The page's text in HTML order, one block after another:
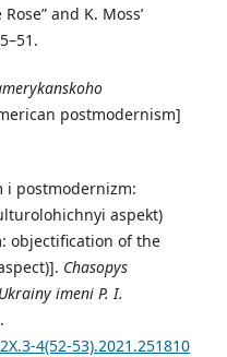
and K. Moss’
postmodernism]
i postmodernizm:
aspekt)
objectification of the
Chasopys
imeni P. I.
4(52-53).2021.251810